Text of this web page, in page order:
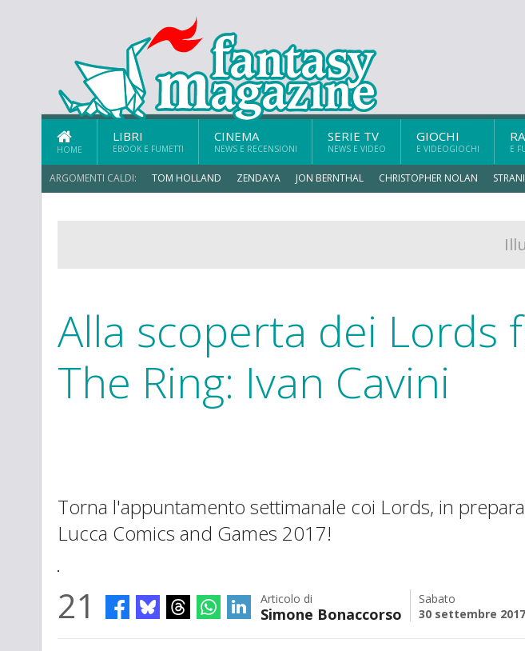
HOME
LIBRI
EBOOK E FUMETTI
CINEMA
NEWS E RECENSIONI
SERIE TV
NEWS E VIDEO
GIOCHI
E VIDEOGIOCHI E
ARGOMENTI CALDI: TOM HOLLAND ZENDAYA JON BERNTHAL CHRISTOPHER NOLAN
Alla scoperta dei Lords
The Ring: Ivan Cavini
Torna l'appuntamento settimanale coi Lords, in
Lucca Comics and Games 2017!
21 Articolo di
Simone Bonaccorso
Sabato
30 settembre 2017